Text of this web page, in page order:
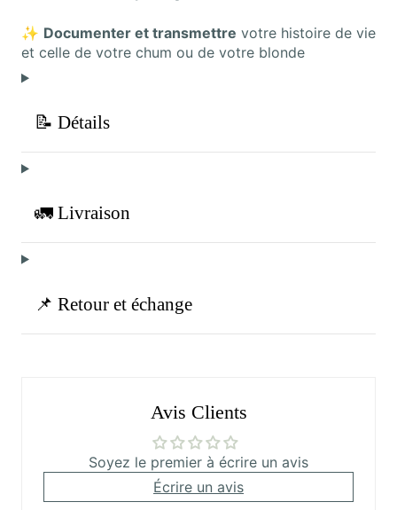
✨ Documenter et transmettre votre histoire de vie
et celle de votre chum ou de votre blonde
📝 Détails
🚛 Livraison
📌 Retour et échange
Avis Clients
Soyez le premier à écrire un avis
Écrire un avis